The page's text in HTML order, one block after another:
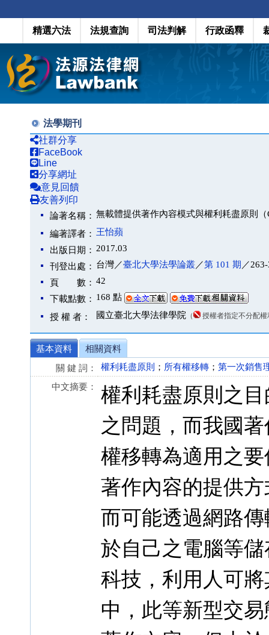
精選六法 法規查詢 司法判解 行政函釋
法學期刊
社群分享
FaceBook
Line
分享網址
意見回饋
友善列印
論著名稱： 無載體提供著作內容模式與權利耗盡原則
編著譯者： 王怡蘋
出版日期： 2017.03
刊登出處： 台灣／臺北大學法學論叢／第 101 期 ／
頁 數： 42
下載點數： 168 點
授 權 者： 國立臺北大學法律學院 （ 授權者指定不分配
基本資料
相關資料
關 鍵 詞：
權利耗盡原則 ； 所有權移轉 ； 第一次銷售
中文摘要：
權利耗盡原則之
之問題，而我國
權移轉為適用之
著作內容的提供
而可能透過網路
於自己之電腦等
科技，利用人可
中，此等新型交